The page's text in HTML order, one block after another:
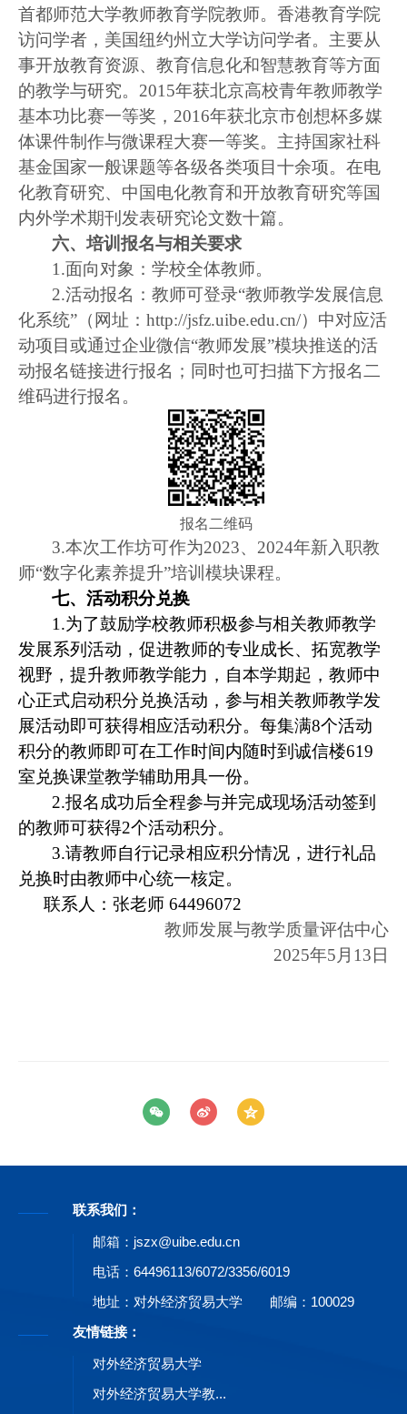
首都师范大学教师教育学院教师。香港教育学院
访问学者，美国纽约州立大学访问学者。主要从
事开放教育资源、教育信息化和智慧教育等方面
的教学与研究。 2015年获北京高校青年教师教学
基本功比赛一等奖， 2016年获北京市创想杯多媒
体课件制作与微课程大赛一等奖。主持国家社科
基金国家一般课题等各级各类项目十余项。在电
化教育研究、中国电化教育和开放教育研究等国
内外学术期刊发表研究论文数十篇。
六、培训报名与相关要求
1.面向对象：学校全体教师。
2.活动报名：教师可登录“教师教学发展信息
化系统”（网址： http://jsfz.uibe.edu.cn/）中对应活
动项目或通过企业微信“教师发展”模块推送的活
动报名链接进行报名；同时也可扫描下方报名二
维码进行报名。
报名二维码
3.本次工作坊可作为2023、 2024年新入职教
师“数字化素养提升”培训模块课程。
七、活动积分兑换
1.为了鼓励学校教师积极参与相关教师教学
发展系列活动，促进教师的专业成长、拓宽教学
视野，提升教师教学能力，自本学期起，教师中
心正式启动积分兑换活动，参与相关教师教学发
展活动即可获得相应活动积分。每集满8个活动
积分的教师即可在工作时间内随时到诚信楼619
室兑换课堂教学辅助用具一份。
2.报名成功后全程参与并完成现场活动签到
的教师可获得2个活动积分。
3.请教师自行记录相应积分情况，进行礼品
兑换时由教师中心统一核定。
联系人：张老师 64496072
教师发展与教学质量评估中心
2025年5月 13 日
联系我们：
邮箱：jszx@uibe.edu.cn
电话：64496113/6072/3356/6019
地址：对外经济贸易大学
邮编：100029
友情链接：
对外经济贸易大学
对外经济贸易大学教...